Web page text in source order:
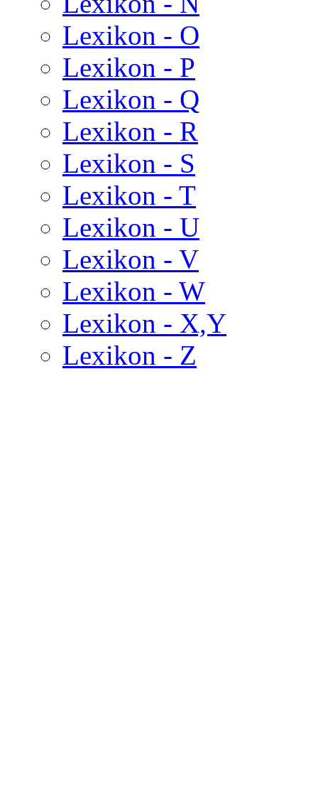
Lexikon - O
Lexikon - P
Lexikon - Q
Lexikon - R
Lexikon - S
Lexikon - T
Lexikon - U
Lexikon - V
Lexikon - W
Lexikon - X,Y
Lexikon - Z